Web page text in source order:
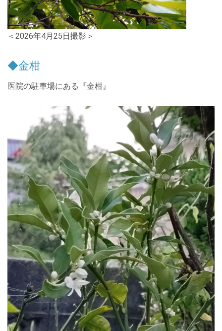
＜2026年4月25日撮影＞
◆金柑
医院の駐車場にある『金柑』